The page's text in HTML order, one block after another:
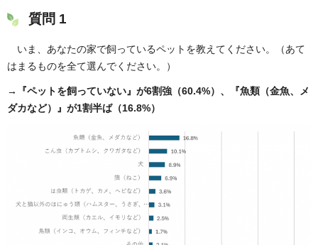
質問 1
いま、あなたの家で飼っているペットを教えてください。（あて
はまるものを全て選んでください。）
→『ペットを飼っていない』が6割強（60.4%）、『魚類（金魚、メ
ダカなど）』が1割半ば（16.8%）